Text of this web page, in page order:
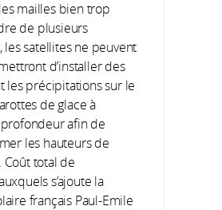
mailles bien trop
de plusieurs
satellites ne peuvent
d’installer des
les précipitations sur le
de glace à
afin de
les hauteurs de
Coût total de
s’ajoute la
français Paul-Emile